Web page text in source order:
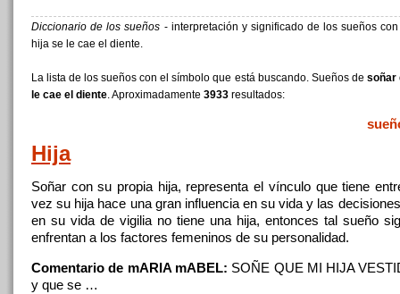
Diccionario de los sueños - interpretación y significado de los sueños
hija se le cae el diente.
La lista de los sueños con el símbolo que está buscando. Sueños de soñar
le cae el diente. Aproximadamente 3933 resultados:
Hija
Soñar con su propia hija, representael vínculo quetiene
vez su hija hace una gran influencia en su vida y las
en su vida de vigilia no tiene una hija, entonces tal sueño
enfrentan a los factores femeninos de su personalidad.
Comentario de mARIA mABEL: SOÑE QUE MI HIJA
y que se …